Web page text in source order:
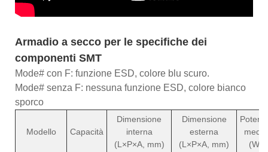
Armadio a secco per le specifiche dei
componenti SMT
Mode# con F: funzione ESD, colore blu scuro.
Mode# senza F: nessuna funzione ESD, colore bianco
sporco
Modello Capacità
Dimensione
interna
(L×P×A, mm)
Dimensione
esterna
(L×P×A, mm)
media
(W)